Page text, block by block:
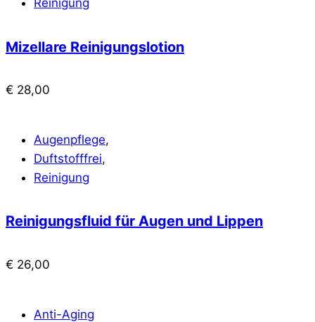
Reinigung
Mizellare Reinigungslotion
€ 28,00
Augenpflege,
Duftstofffrei,
Reinigung
Reinigungsfluid für Augen und Lippen
€ 26,00
Anti-Aging